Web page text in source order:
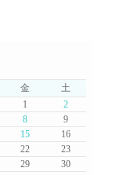
金
土
1
2
8
9
15
16
22
23
29
30